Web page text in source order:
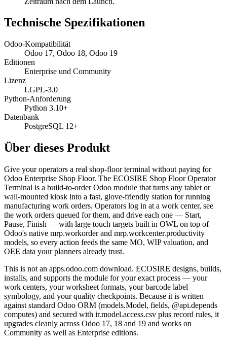
Technische Spezifikationen
Odoo-Kompatibilität
Odoo 17, Odoo 18, Odoo 19
Editionen
Enterprise und Community
Lizenz
LGPL-3.0
Python-Anforderung
Python 3.10+
Datenbank
PostgreSQL 12+
Über dieses Produkt
Give your operators a real shop-floor terminal without paying for
Odoo Enterprise Shop Floor. The ECOSIRE Shop Floor Operator
Terminal is a build-to-order Odoo module that turns any tablet or
wall-mounted kiosk into a fast, glove-friendly station for running
manufacturing work orders. Operators log in at a work center, see
the work orders queued for them, and drive each one — Start,
Pause, Finish — with large touch targets built in OWL on top of
Odoo's native mrp.workorder and mrp.workcenter.productivity
models, so every action feeds the same MO, WIP valuation, and
OEE data your planners already trust.
This is not an apps.odoo.com download. ECOSIRE designs, builds,
installs, and supports the module for your exact process — your
work centers, your worksheet formats, your barcode label
symbology, and your quality checkpoints. Because it is written
against standard Odoo ORM (models.Model, fields, @api.depends
computes) and secured with ir.model.access.csv plus record rules, it
upgrades cleanly across Odoo 17, 18 and 19 and works on
Community as well as Enterprise editions.